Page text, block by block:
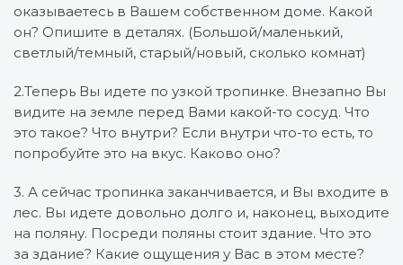
оказываетесь в Вашем собственном доме. Какой
он? Опишите в деталях. (Большой/маленький,
светлый/темный, старый/новый, сколько комнат)
2.Теперь Вы идете по узкой тропинке. Внезапно Вы
видите на земле перед Вами какой-то сосуд. Что
это такое? Что внутри? Если внутри что-то есть, то
попробуйте это на вкус. Каково оно?
3. А сейчас тропинка заканчивается, и Вы входите в
лес. Вы идете довольно долго и, наконец, выходите
на поляну. Посреди поляны стоит здание. Что это
за здание? Какие ощущения у Вас в этом месте?